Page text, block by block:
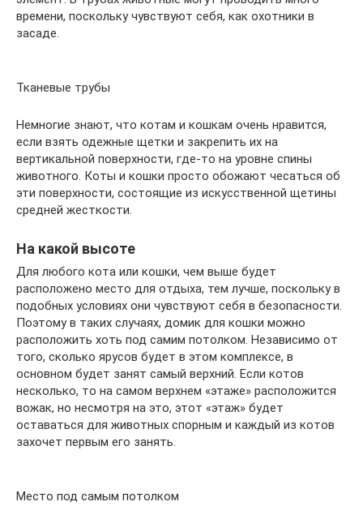
времени, поскольку чувствуют себя, как охотники в
засаде.
Тканевые трубы
Немногие знают, что котам и кошкам очень нравится,
если взять одежные щетки и закрепить их на
вертикальной поверхности, где-то на уровне спины
животного. Коты и кошки просто обожают чесаться об
эти поверхности, состоящие из искусственной щетины
средней жесткости.
На какой высоте
Для любого кота или кошки, чем выше будет
расположено место для отдыха, тем лучше, поскольку в
подобных условиях они чувствуют себя в безопасности.
Поэтому в таких случаях, домик для кошки можно
расположить хоть под самим потолком. Независимо от
того, сколько ярусов будет в этом комплексе, в
основном будет занят самый верхний. Если котов
несколько, то на самом верхнем «этаже» расположится
вожак, но несмотря на это, этот «этаж» будет
оставаться для животных спорным и каждый из котов
захочет первым его занять.
Место под самым потолком